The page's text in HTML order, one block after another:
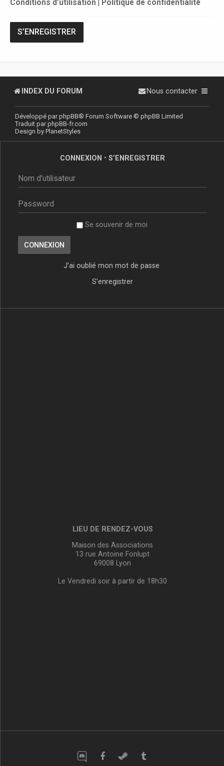
Conditions d’utilisation Politique de confidentialité
S’ENREGISTRER
INDEX DU FORUM Nous contacter
Développé parphpBB® Forum Software © phpBB Limited
Traduit parphpBB-fr.com
Design by PlanetStyles
CONNEXION • S’ENREGISTRER
Se souvenir de moi
J’ai oublié mon mot de passe
S’enregistrer
LIEU DE RENDEZ-VOUS
Maison des Associations
13 rue Antoine Fonlupt
69008 Lyon
Le Vendredi soir à partir de 18h30